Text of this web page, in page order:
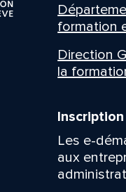
formation
Direction
la
Les e-
aux